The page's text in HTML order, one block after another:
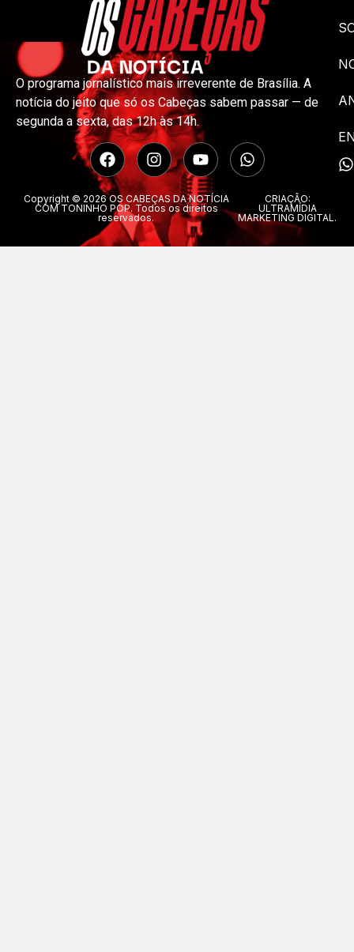
O programa jornalístico mais irreverente de Brasília. A
notícia do jeito que só os Cabeças sabem passar — de
segunda a sexta, das 12h às 14h.
Copyright © 2026 OS CABEÇAS DA NOTÍCIA
COM TONINHO POP. Todos os direitos
reservados.
CRIAÇÃO:
ULTRAMÍDIA
MARKETING DIGITAL.